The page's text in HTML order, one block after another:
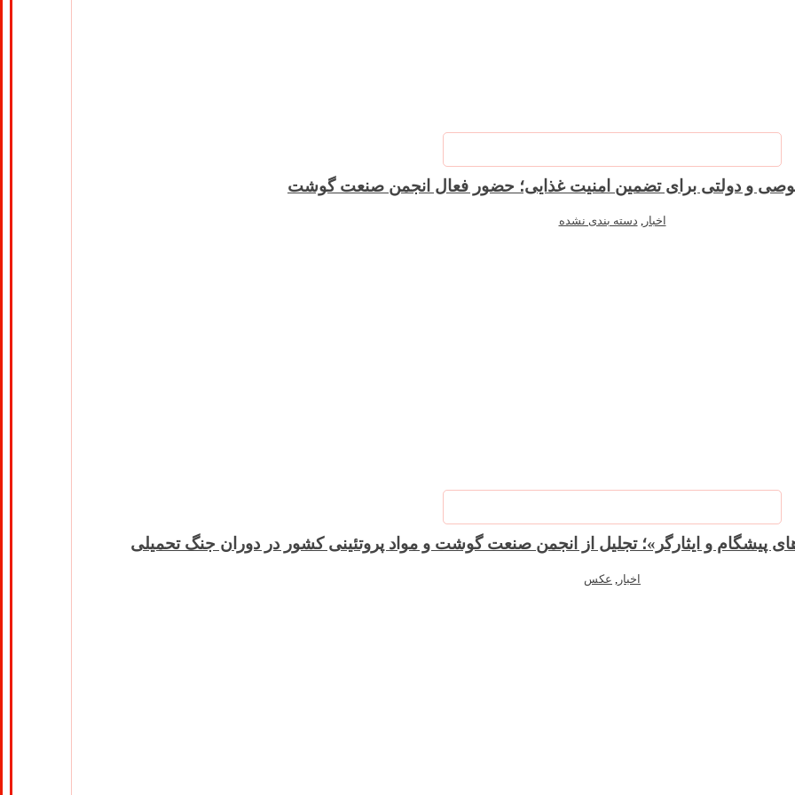
و دولتی برای تضمین امنیت غذایی؛ حضور فعال انجمن صنعت گوشت
اخبار, دسته بندی نشده
پیشگام و ایثارگر»؛ تجلیل از انجمن صنعت گوشت و مواد پروتئینی کشور در دوران جنگ تحمیلی
اخبار عکس